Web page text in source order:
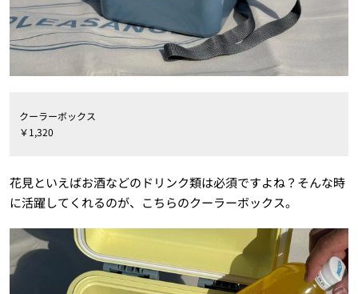
クーラーボックス
￥1,320
花見といえばお酒などのドリンク類は必須ですよね？そんな時
に活躍してくれるのが、こちらのクーラーボックス。